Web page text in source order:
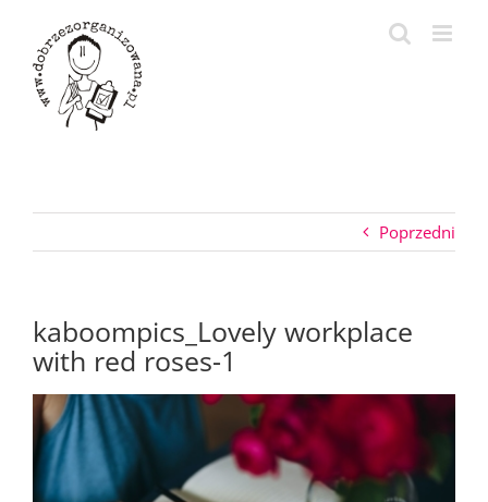
zawartości
Poprzedni
kaboompics_Lovely workplace
with red roses-1